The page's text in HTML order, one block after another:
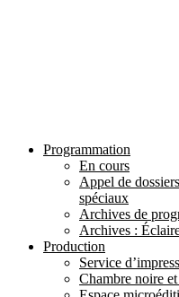
Programmation
En cours
Appel de
spéciaux
Archives de
Archives :
Production
Service
Chambre noire